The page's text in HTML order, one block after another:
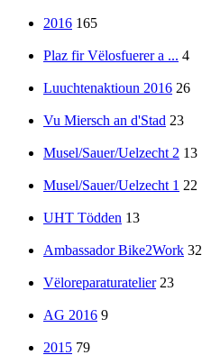
2016 165
Plaz fir Vëlosfuerer a ... 4
Luuchtenaktioun 2016 26
Vu Miersch an d'Stad 23
Musel/Sauer/Uelzecht 2 13
Musel/Sauer/Uelzecht 1 22
UHT Tödden 13
Ambassador Bike2Work 32
Vëloreparaturatelier 23
AG 2016 9
2015 79